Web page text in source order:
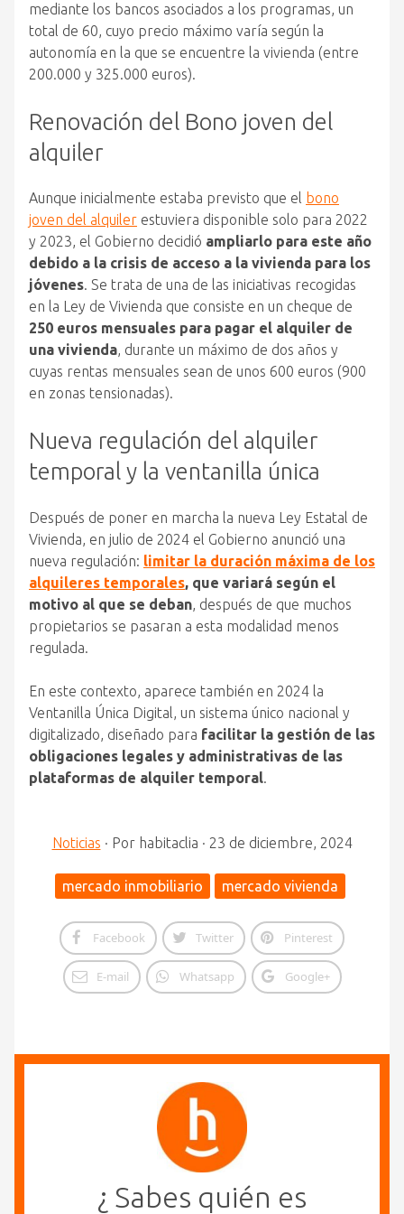
mediante los bancos asociados a los programas, un
total de 60, cuyo precio máximo varía según la
autonomía en la que se encuentre la vivienda (entre
200.000 y 325.000 euros).
Renovación del Bono joven del
alquiler
Aunque inicialmente estaba previsto que el bono
joven del alquiler estuviera disponible solo para 2022
y 2023, el Gobierno decidió ampliarlo para este año
debido a la crisis de acceso a la vivienda para los
jóvenes. Se trata de una de las iniciativas recogidas
en la Ley de Vivienda que consiste en un cheque de
250 euros mensuales para pagar el alquiler de
una vivienda, durante un máximo de dos años y
cuyas rentas mensuales sean de unos 600 euros (900
en zonas tensionadas).
Nueva regulación del alquiler
temporal y la ventanilla única
Después de poner en marcha la nueva Ley Estatal de
Vivienda, en julio de 2024 el Gobierno anunció una
nueva regulación: limitar la duración máxima de los
alquileres temporales, que variará según el
motivo al que se deban , después de que muchos
propietarios se pasaran a esta modalidad menos
regulada.
En este contexto, aparece también en 2024 la
Ventanilla Única Digital, un sistema único nacional y
digitalizado, diseñado para facilitar la gestión de las
obligaciones legales y administrativas de las
plataformas de alquiler temporal
Noticias · Por habitaclia · 23 de diciembre, 2024
mercado inmobiliario mercado vivienda
Facebook Twitter Pinterest
E-mail Whatsapp Google+
¿ Sabes quién es